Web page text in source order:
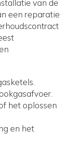
van de
een reparatie
het oplossen
en het